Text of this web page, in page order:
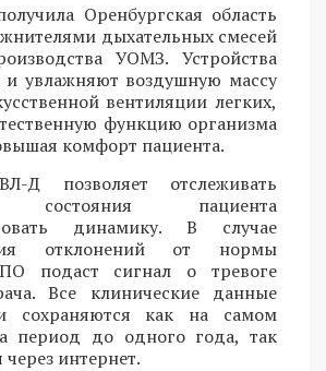
Оренбургская область
дыхательных смесей
УОМЗ. Устройства
и увлажняют воздушную массу
вентиляции легких,
функцию организма
комфорт пациента.
Д позволяет отслеживать
состояния пациента
динамику. В случае
отклонений от нормы
подаст сигнал о тревоге
Все клинические данные
сохраняются как на самом
период до одного года, так
интернет.